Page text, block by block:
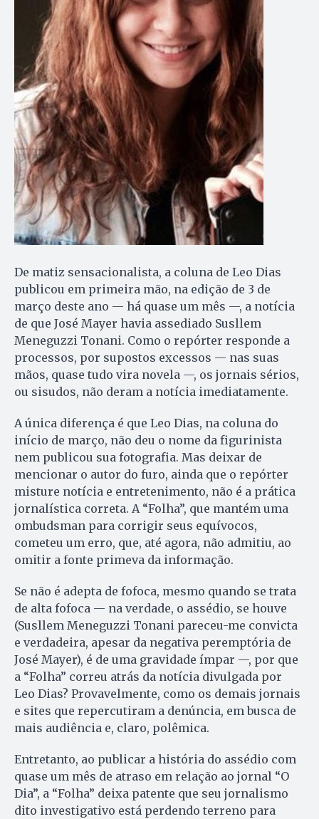
De matiz sensacionalista, a coluna de Leo Dias
publicou em primeira mão, na edição de 3 de
março deste ano — há quase um mês —, a notícia
de que José Mayer havia assediado Susllem
Meneguzzi Tonani. Como o repórter responde a
processos, por supostos excessos — nas suas
mãos, quase tudo vira novela —, os jornais sérios,
ou sisudos, não deram a notícia imediatamente.
A única diferença é que Leo Dias, na coluna do
início de março, não deu o nome da figurinista
nem publicou sua fotografia. Mas deixar de
mencionar o autor do furo, ainda que o repórter
misture notícia e entretenimento, não é a prática
jornalística correta. A “Folha”, que mantém uma
ombudsman para corrigir seus equívocos,
cometeu um erro, que, até agora, não admitiu, ao
omitir a fonte primeva da informação.
Se não é adepta de fofoca, mesmo quando se trata
de alta fofoca — na verdade, o assédio, se houve
(Susllem Meneguzzi Tonani pareceu-me convicta
e verdadeira, apesar da negativa peremptória de
José Mayer), é de uma gravidade ímpar —, por que
a “Folha” correu atrás da notícia divulgada por
Leo Dias? Provavelmente, como os demais jornais
e sites que repercutiram a denúncia, em busca de
mais audiência e, claro, polêmica.
Entretanto, ao publicar a história do assédio com
quase um mês de atraso em relação ao jornal “O
Dia”, a “Folha” deixa patente que seu jornalismo
dito investigativo está perdendo terreno para